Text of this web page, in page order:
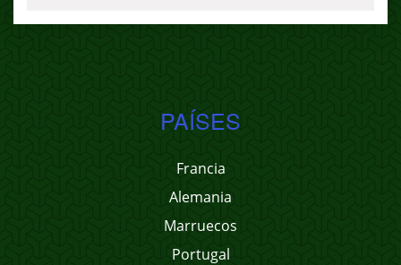
PAÍSES
Francia
Alemania
Marruecos
Portugal